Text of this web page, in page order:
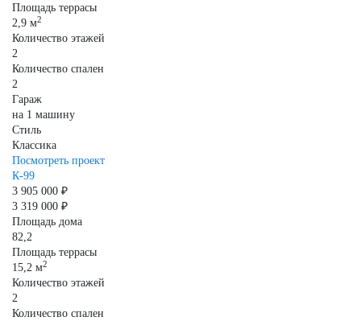
Площадь террасы
2,9 м2
Количество этажей
2
Количество спален
2
Гараж
на 1 машину
Стиль
Классика
Посмотреть проект
К-99
3 905 000 ₽
3 319 000 ₽
Площадь дома
82,2
Площадь террасы
15,2 м2
Количество этажей
2
Количество спален